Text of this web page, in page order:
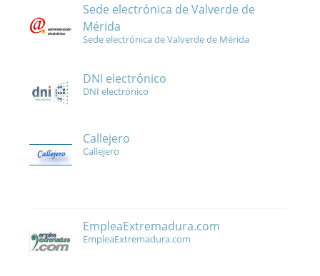
Sede electrónica de Valverde de
Mérida
Sede electrónica de Valverde de Mérida
DNI electrónico
DNI electrónico
Callejero
Callejero
EmpleaExtremadura.com
EmpleaExtremadura.com